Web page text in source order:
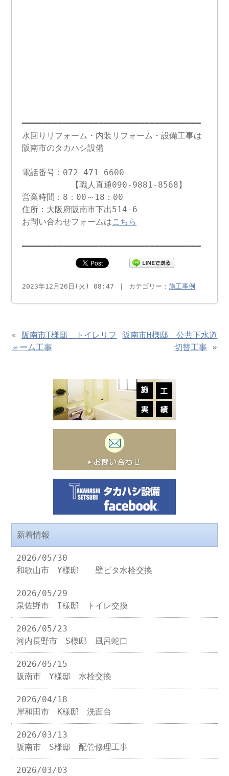
━━━━━━━━━━━━━━━━━━━━━━━━━━━━━━━━━━━
水回りリフォーム・内装リフォーム・設備工事は
阪南市のタカハシ設備
電話番号：072-471-6600
【職人直通090-9881-8568】
営業時間：8：00～18：00
住所：大阪府阪南市下出514-6
お問い合わせフォームはこちら
━━━━━━━━━━━━━━━━━━━━━━━━━━━━━━━━━━━
2023年12月26日(火) 08:47 ｜ カテゴリー：施工事例
« 阪南市T様邸 トイレリフ
ォーム工事
阪南市H様邸 公共下水道
切替工事 »
新着情報
2026/05/30
和歌山市 Y様邸 壁ピタ水栓交換
2026/05/29
泉佐野市 I様邸 トイレ交換
2026/05/23
河内長野市 S様邸 風呂蛇口
2026/05/15
阪南市 Y様邸 水栓交換
2026/04/18
岸和田市 K様邸 洗面台
2026/03/13
阪南市 S様邸 配管修理工事
2026/03/03